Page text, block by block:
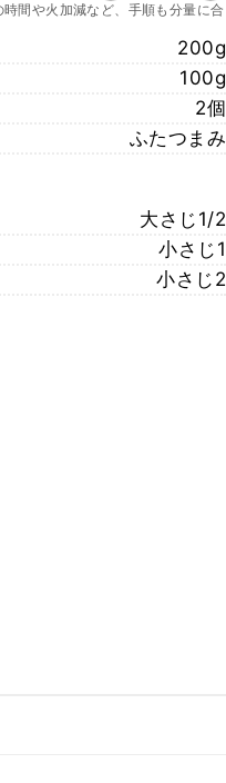
間や火加減など、手順も分量に合
200g
100g
2個
ふたつまみ
大さじ1/2
小さじ1
小さじ2